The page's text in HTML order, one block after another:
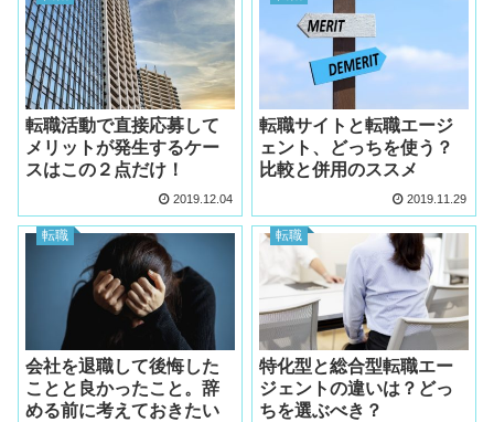
転職活動で直接応募して
メリットが発生するケー
スはこの２点だけ！
2019.12.04
転職サイトと転職エージ
ェント、どっちを使う？
比較と併用のススメ
2019.11.29
転職
会社を退職して後悔した
ことと良かったこと。辞
める前に考えておきたい
転職
特化型と総合型転職エー
ジェントの違いは？どっ
ちを選ぶべき？